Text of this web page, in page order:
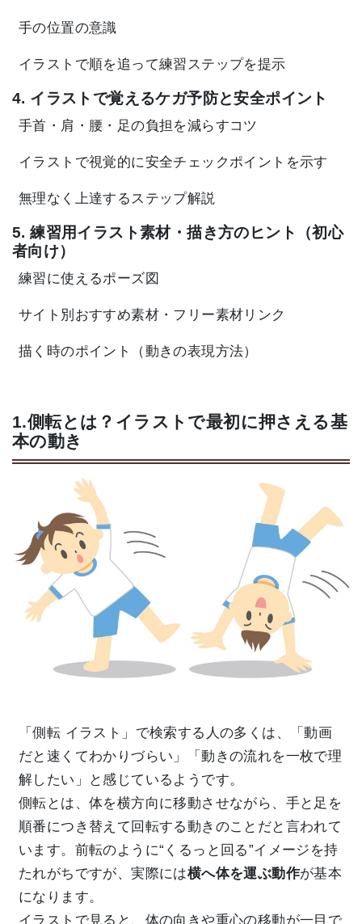
手の位置の意識
イラストで順を追って練習ステップを提示
4. イラストで覚えるケガ予防と安全ポイント
手首・肩・腰・足の負担を減らすコツ
イラストで視覚的に安全チェックポイントを示す
無理なく上達するステップ解説
5. 練習用イラスト素材・描き方のヒント（初心
者向け）
練習に使えるポーズ図
サイト別おすすめ素材・フリー素材リンク
描く時のポイント（動きの表現方法）
1.側転とは？イラストで最初に押さえる基
本の動き
「側転 イラスト」で検索する人の多くは、「動画
だと速くてわかりづらい」「動きの流れを一枚で理
解したい」と感じているようです。
側転とは、体を横方向に移動させながら、手と足を
順番につき替えて回転する動きのことだと言われて
います。前転のように“くるっと回る”イメージを持
たれがちですが、実際には横へ体を運ぶ動作が基本
になります。
イラストで見ると、体の向きや重心の移動が一目で